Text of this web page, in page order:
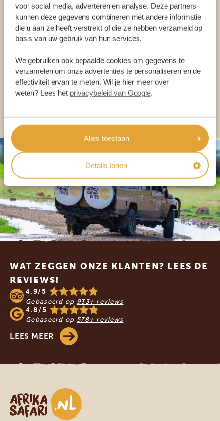
voor social media, adverteren en analyse. Deze partners
kunnen deze gegevens combineren met andere informatie
die u aan ze heeft verstrekt of die ze hebben verzameld op
basis van uw gebruik van hun services.
We gebruiken ook bepaalde cookies om gegevens te
verzamelen om onze advertenties te personaliseren en de
effectiviteit ervan te meten. Wil je hier meer over
weten? Lees het privacybeleid van Google.
Alles toestaan
Details tonen
Praat met een expert
ONZE SPECIALISTEN STAAN VOOR JE KLAAR
NL:+31 174 700 212
Footer
WAT ZEGGEN ONZE KLANTEN? LEES DE
REVIEWS!
4.9/5
Gebaseerd op 933+ reviews
4.8/5
Gebaseerd op 578+ reviews
LEES MEER
Afrika safari